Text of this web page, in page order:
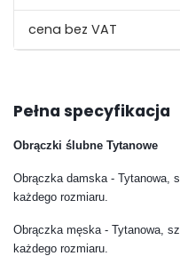
Pełna specyfikacja
Obrączki ślubne Tytanowe
Obrączka damska - Tytanowa,
każdego rozmiaru.
Obrączka męska - Tytanowa,
każdego rozmiaru.